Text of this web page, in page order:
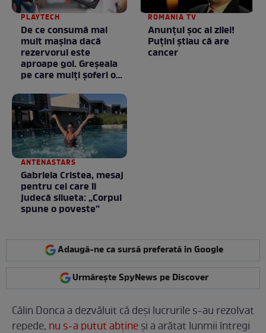
PLAYTECH
De ce consumă mai
mult mașina dacă
rezervorul este
aproape gol. Greșeala
pe care mulți șoferi o
ROMANIA TV
Anunţul şoc al zilei!
Puţini ştiau că are
cancer
ANTENASTARS
Gabriela Cristea, mesaj
pentru cei care îi
judecă silueta: „Corpul
spune o poveste”
Adaugă-ne ca sursă preferată în Google
Urmărește SpyNews pe Discover
Călin Donca a dezvăluit că deși lucrurile s-au rezolvat
repede, nu s-a putut abțineși a arătat lunmii întregi